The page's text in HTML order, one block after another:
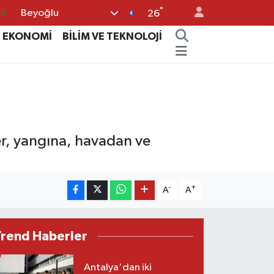
Beyoğlu 26°
EKONOMİ
BİLİM VE TEKNOLOJİ
yangına, havadan ve
A- A+
Haberler
Antalya'dan iki